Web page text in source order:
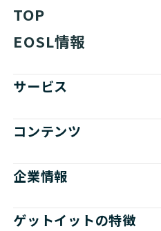
TOP
EOSL情報
サービス
コンテンツ
企業情報
ゲットイットの特徴